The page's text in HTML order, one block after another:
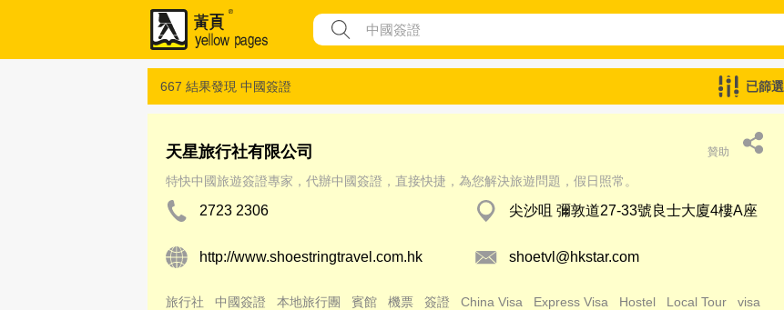
667 結果發現 中國簽證 已篩選
天星旅行社有限公司 贊助
特快中國旅遊簽證專家，代辦中國簽證，直接快捷，為您解決旅遊問題，假日照常。
2723 2306 尖沙咀 彌敦道27-33號良士大廈4樓A座
http://www.shoestringtravel.com.hk shoetvl@hkstar.com
旅行社 中國簽證 本地旅行團 賓館 機票 簽證 China Visa Express Visa Hostel Local Tour visa